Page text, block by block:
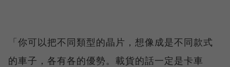
「你可以把不同類型的晶片，想像成是不同款式
的車子，各有各的優勢。載貨的話一定是卡車